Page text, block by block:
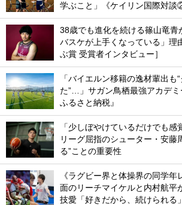
学ぶこと」《ケイリン国際対談
38歳でも進化を続ける篠山竜青
バスケが上手くなっている」理
ぶ賞 受賞者インタビュー］
「バイエルン移籍の逸材輩出も
た”…」サガン鳥栖最強アカデミ
ふるさと納税』
「少しぼやけているだけでも
リーグ屈指のシューター・安藤
る”ことの重要性
《ラグビー界と体操界の同学
面のリーチマイケルと内村航平
技愛「好きだから、続けられる」